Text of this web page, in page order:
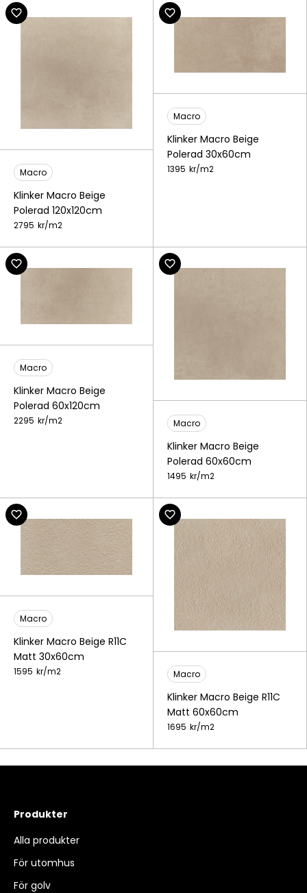
Macro
Klinker Macro Beige
Polerad 120x120cm
2795 kr/m2
Macro
Klinker Macro Beige
Polerad 30x60cm
1395 kr/m2
Macro
Klinker Macro Beige
Polerad 60x120cm
2295 kr/m2 Macro
Klinker Macro Beige
Polerad 60x60cm
1495 kr/m2
Macro
Klinker Macro Beige R11C
Matt 30x60cm
1595 kr/m2 Macro
Klinker Macro Beige R11C
Matt 60x60cm
1695 kr/m2
Produkter
Alla produkter
För utomhus
För golv